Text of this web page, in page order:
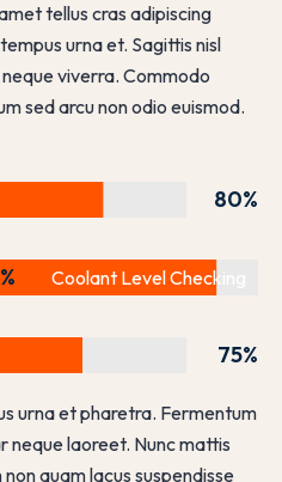
tellus cras adipiscing
urna et. Sagittis nisl
viverra. Commodo
sed arcu non odio euismod.
80%
Coolant Level Checking
%
75%
urna et pharetra. Fermentum
neque laoreet. Nunc mattis
quam lacus suspendisse